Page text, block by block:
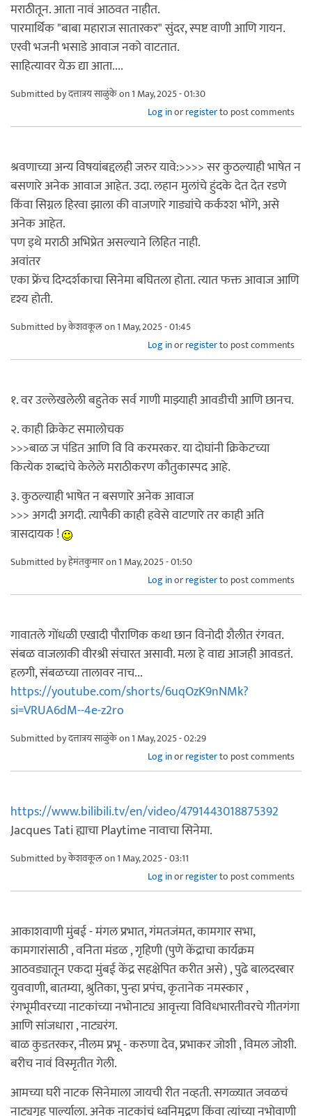
मराठीतून. आता नावं आठवत नाहीत.
पारमार्थिक "बाबा महाराज सातारकर" सुंदर, स्पष्ट वाणी आणि गायन.
एरवी भजनी भसाडे आवाज नको वाटतात.
साहित्यावर येऊ द्या आता....
Submitted byदत्तात्रय साळुंकेon 1 May, 2025 - 01:30
Log inorregisterto post comments
श्रवणाच्या अन्य विषयांबद्दलही जरुर यावे:>>>> सर कुठल्याही भाषेत न
बसणारे अनेक आवाज आहेत. उदा. लहान मुलांचे हुंदके देत देत रडणे
किंवा सिग्नल हिरवा झाला की वाजणारे गाड्यांचे कर्कश्श भोंगे, असे
अनेक आहेत.
पण इथे मराठी अभिप्रेत असल्याने लिहित नाही.
अवांतर
एका फ्रेंच दिग्दर्शकाचा सिनेमा बघितला होता. त्यात फक्त आवाज आणि
दृश्य होती.
Submitted byकेशवकूलon 1 May, 2025 - 01:45
Log inorregisterto post comments
१. वर उल्लेखलेली बहुतेक सर्व गाणी माझ्याही आवडीची आणि छानच.
२. काही क्रिकेट समालोचक
>>>बाळ ज पंडित आणि वि वि करमरकर. या दोघांनी क्रिकेटच्या
कित्येक शब्दांचे केलेले मराठीकरण कौतुकास्पद आहे.
३. कुठल्याही भाषेत न बसणारे अनेक आवाज
>>> अगदी अगदी. त्यापैकी काही हवेसे वाटणारे तर काही अति
त्रासदायक !
Submitted byहेमंतकुमारon 1 May, 2025 - 01:50
Log inorregisterto post comments
गावातले गोंधळी एखादी पौराणिक कथा छान विनोदी शैलीत रंगवत.
संबळ वाजलाकी वीरश्री संचारत असावी. मला हे वाद्य आजही आवडतं.
हलगी, संबळच्या तालावर नाच...
https://youtube.com/shorts/6uqOzK9nNMk?
si=VRUA6dM--4e-z2ro
Submitted byदत्तात्रय साळुंकेon 1 May, 2025 - 02:29
Log inorregisterto post comments
https://www.bilibili.tv/en/video/4791443018875392
Jacques Tati ह्याचा Playtime नावाचा सिनेमा.
Submitted byकेशवकूलon 1 May, 2025 - 03:11
Log inorregisterto post comments
आकाशवाणी मुंबई - मंगल प्रभात, गंमतजंमत, कामगार सभा,
कामगारांसाठी , वनिता मंडळ , गृहिणी (पुणे केंद्राचा कार्यक्रम
आठवड्यातून एकदा मुंबई केंद्र सहक्षेपित करीत असे) , पुढे बालदरबार
युववाणी, बातम्या, श्रुतिका, पुन्हा प्रपंच, कृतानेक नमस्कार ,
रंगभूमीवरच्या नाटकांच्या नभोनाट्य आवृत्त्या विविधभारतीवरचे गीतगंगा
आणि सांजधारा , नाट्यरंग.
बाळ कुडतरकर, नीलम प्रभू - करुणा देव, प्रभाकर जोशी , विमल जोशी.
बरीच नावं विस्मृतीत गेली.
आमच्या घरी नाटक सिनेमाला जायची रीत नव्हती. सगळ्यात जवळचं